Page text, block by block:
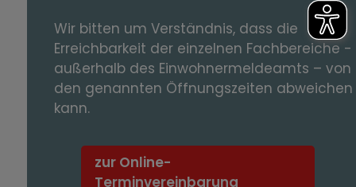
Wir bitten um Verständnis, dass die
Erreichbarkeit der einzelnen Fachbereiche -
außerhalb des Einwohnermeldeamts – von
den genannten Öffnungszeiten abweichen
kann.
zur Online-
Terminvereinbarung